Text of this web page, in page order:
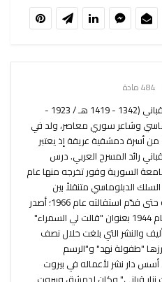
484 مادة
نزار بن توفيق القباني (1342 - 1419 هـ / 1923 -
وشاعر سوري معاصر، ولد في
21 مارس 1923 من أسرة دمشقية عريقة إذ يعتبر
رائد المسرح العربي. درس
السورية وفور تخرجه منها عام
في السلك الدبلوماسي متنقلاً بين
عواصم مختلفة حتى قدّم استقالته عام 1966؛ أصدر
أولى دواوينه عام 1944 بعنوان "قالت لي السمراء"
والنشر التي بلغت خلال نصف
أبرزها "طفولة نهد" و"الرسم
أسس دار نشر لأعماله في بيروت